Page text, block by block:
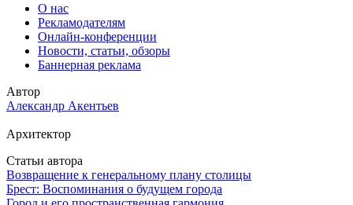
О нас
Рекламодателям
Онлайн-конференции
Новости, статьи, обзоры
Баннерная реклама
Автор
Александр Акентьев
Архитектор
Статьи автора
Возвращение к генеральному плану столицы
Брест: Воспоминания о будущем города